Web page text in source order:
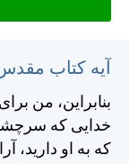
آیه کتاب
بنابراين، من
خدايی كه
كه به او داريد،